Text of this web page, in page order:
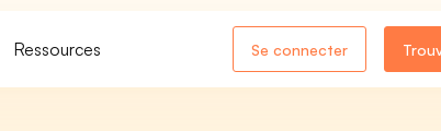
Ressources Se connecter